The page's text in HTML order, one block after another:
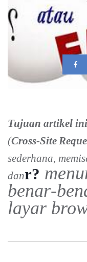
Tujuan artikel
(Cross‑Site
sederhana,
danr?
layar